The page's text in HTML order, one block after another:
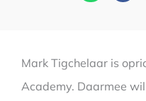
Mark Tigchelaar is
Academy. Daarmee